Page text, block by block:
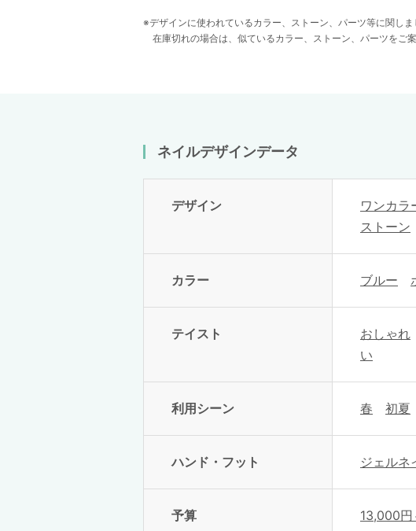
デザインに使われているカラー、ストーン、パーツ等に関し
在庫切れの場合は、似ているカラー、ストーン、パーツをご
ネイルデザインデータ
デザイン ワンカラ
ストーン
カラー ブルー
テイスト おしゃれ
い
利用シーン 春 初夏
ハンド・フット ジェルネ
予算 13,000円